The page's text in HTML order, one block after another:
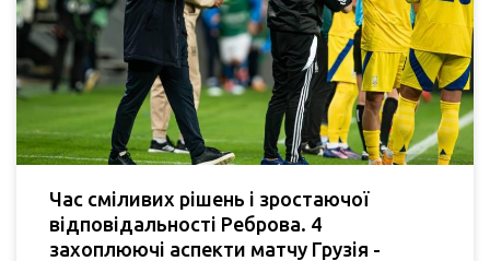
Час сміливих рішень і зростаючої
відповідальності Реброва. 4
захоплюючі аспекти матчу Грузія -